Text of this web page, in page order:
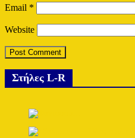
Email *
Website
Στήλες L-R